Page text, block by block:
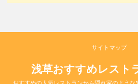
サイトマップ
浅草おすすめレスト